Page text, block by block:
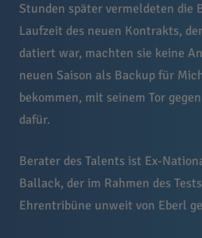
Stunden später vermeldeten die
Laufzeit des neuen Kontrakts,
datiert war, machten sie keine
neuen Saison als Backup für
bekommen, mit seinem Tor
dafür.
Berater des Talents ist Ex-
Ballack, der im Rahmen des
Ehrentribüne unweit von Eberl